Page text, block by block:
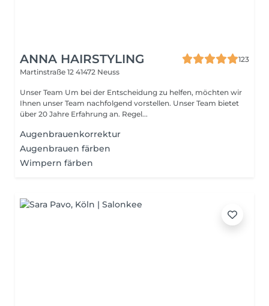
ANNA HAIRSTYLING
123
Martinstraße 12 41472 Neuss
Unser Team Um bei der Entscheidung zu helfen, möchten wir
Ihnen unser Team nachfolgend vorstellen. Unser Team bietet
über 20 Jahre Erfahrung an. Regel...
Augenbrauenkorrektur
Augenbrauen färben
Wimpern färben